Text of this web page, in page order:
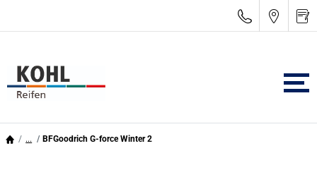
... BFGoodrich G-force Winter 2